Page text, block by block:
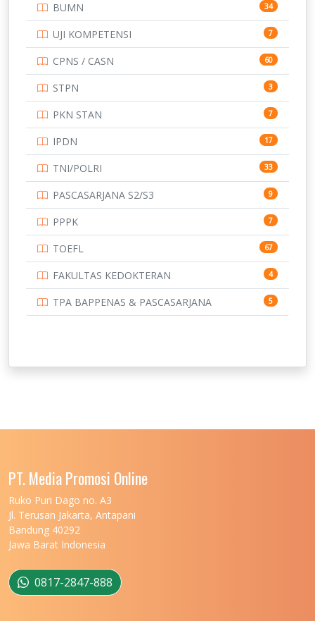
345
UNIVERSITAS AIRLANGGA 15
16
15
15
14
14
UNIVERSITAS CENDRAWASIH 14
15
219
11
159
UNIVERSITAS JEMBER
UNIVERSITAS MALIKUSSALEH
UNIVERSITAS MARITIM RAJA ALI HAJI
UNIVERSITAS MATARAM
UNIVERSITAS MULAWARMAN
UNIVERSITAS MUSAMUS
BUMN 34
UJI KOMPETENSI 7
CPNS / CASN 60
STPN 3
PKN STAN 7
IPDN 17
TNI/POLRI 33
PASCASARJANA S2/S3 9
PPPK 7
TOEFL 67
FAKULTAS KEDOKTERAN 4
TPA BAPPENAS & PASCASARJANA 5
PT. Media Promosi Online
Ruko Puri Dago no. A3
Jl. Terusan Jakarta, Antapani
Bandung 40292
Jawa Barat Indonesia
0817-2847-888